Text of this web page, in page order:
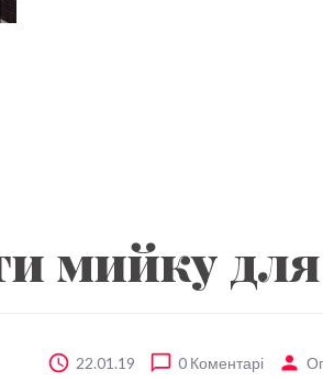
мийку
22.01.19 0 Коментарі